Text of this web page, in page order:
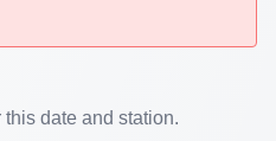
date and station.